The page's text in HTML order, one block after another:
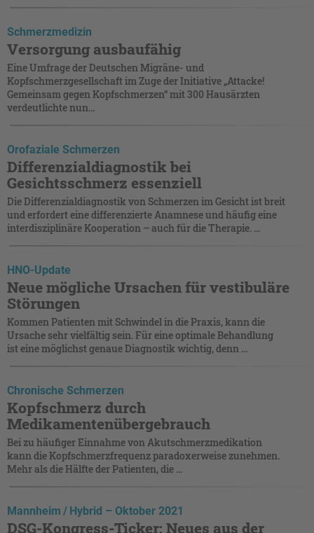
Schmerzmedizin
Versorgung ausbaufähig
Eine Umfrage der Deutschen Migräne- und
Kopfschmerzgesellschaft im Zuge der Initiative „Attacke!
Gemeinsam gegen Kopfschmerzen“ mit 300 Hausärzten
verdeutlichte nun...
Orofaziale Schmerzen
Differenzialdiagnostik bei
Gesichtsschmerz essenziell
Die Differenzialdiagnostik von Schmerzen im Gesicht ist breit
und erfordert eine differenzierte Anamnese und häufig eine
interdisziplinäre Kooperation – auch für die Therapie. ...
HNO-Update
Neue mögliche Ursachen für vestibuläre
Störungen
Kommen Patienten mit Schwindel in die Praxis, kann die
Ursache sehr vielfältig sein. Für eine optimale Behandlung
ist eine möglichst genaue Diagnostik wichtig, denn ...
Chronische Schmerzen
Kopfschmerz durch
Medikamentenübergebrauch
Bei zu häufiger Einnahme von Akutschmerzmedikation
kann die Kopfschmerzfrequenz paradoxerweise zunehmen.
Mehr als die Hälfte der Patienten, die ...
Mannheim / Hybrid – Oktober 2021
DSG-Kongress-Ticker: Neues aus der